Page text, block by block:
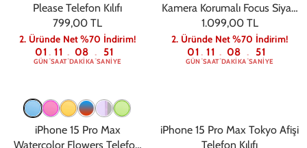
Please Telefon Kılıfı
799,00 TL
2. Üründe Net %70 İndirim!
01
GÜN : 11
SAAT: 08
DAKIKA: 50
SANIYE
Kamera Korumalı Focus Siyah
Magsafe
1.099,00 TL
2. Üründe Net %70 İndirim!
01
GÜN : 11
SAAT: 08
DAKIKA: 50
SANIYE
iPhone 15 Pro Max
Watercolor Flowers Telefon
iPhone 15 Pro Max Tokyo Afişi
Telefon Kılıfı